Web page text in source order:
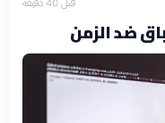
ضد الزمن